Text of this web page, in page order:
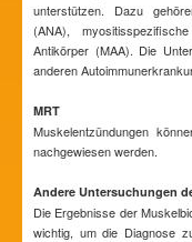
unterstützen. Dazu
(ANA),
Antikörper (MAA). Die
anderen
MRT
Muskelentzündungen
nachgewiesen werden.
Andere Untersuchungen
Die Ergebnisse der
wichtig, um die Diagnose